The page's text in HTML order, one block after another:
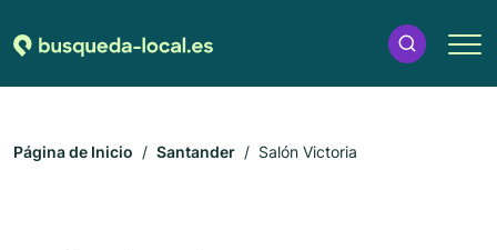
Página de Inicio Santander Salón Victoria